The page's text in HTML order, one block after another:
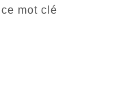
mot clé